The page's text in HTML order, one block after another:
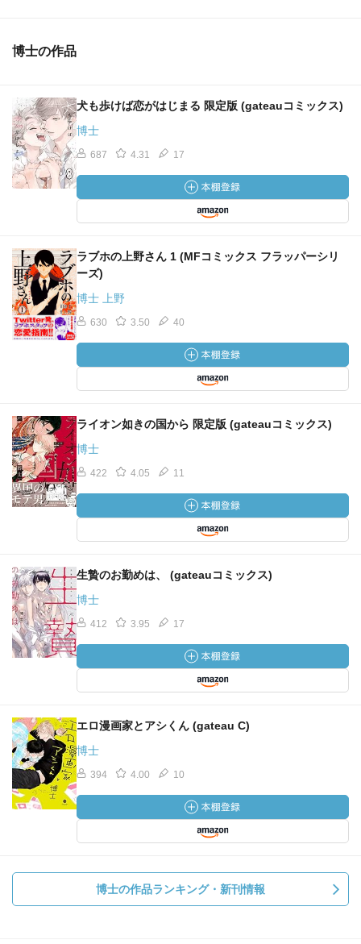
博士の作品
犬も歩けば恋がはじまる 限定版 (gateauコミックス)
博士
687 4.31 17
ラブホの上野さん 1 (MFコミックス フラッパーシリ
ーズ)
博士 上野
630 3.50 40
ライオン如きの国から 限定版 (gateauコミックス)
博士
422 4.05 11
生贄のお勤めは、 (gateauコミックス)
博士
412 3.95 17
エロ漫画家とアシくん (gateau C)
博士
394 4.00 10
博士の作品ランキング・新刊情報